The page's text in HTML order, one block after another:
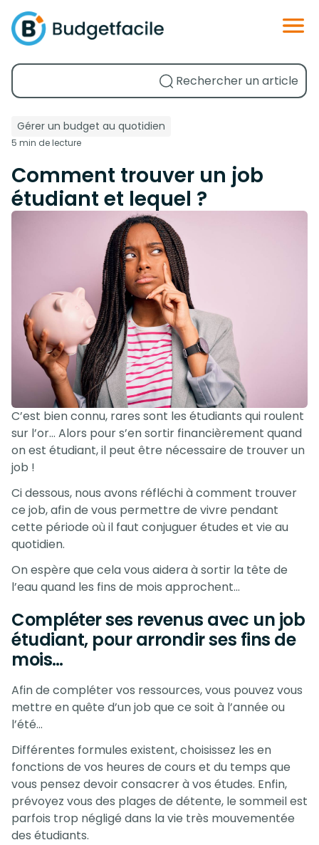
Gérer un budget au quotidien
5 min de lecture
Comment trouver un job
étudiant et lequel ?
C’est bien connu, rares sont les étudiants qui roulent
sur l’or… Alors pour s’en sortir financièrement quand
on est étudiant, il peut être nécessaire de trouver un
job !
Ci dessous, nous avons réfléchi à comment trouver
ce job, afin de vous permettre de vivre pendant
cette période où il faut conjuguer études et vie au
quotidien.
On espère que cela vous aidera à sortir la tête de
l’eau quand les fins de mois approchent…
Compléter ses revenus avec un job
étudiant, pour arrondir ses fins de
mois…
Afin de compléter vos ressources, vous pouvez vous
mettre en quête d’un job que ce soit à l’année ou
l’été…
Différentes formules existent, choisissez les en
fonctions de vos heures de cours et du temps que
vous pensez devoir consacrer à vos études. Enfin,
prévoyez vous des plages de détente, le sommeil est
parfois trop négligé dans la vie très mouvementée
des étudiants.